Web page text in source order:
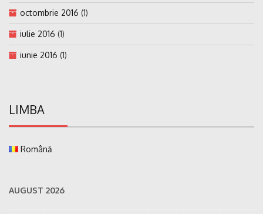
octombrie 2016 (1)
iulie 2016 (1)
iunie 2016 (1)
LIMBA
Română
AUGUST 2026